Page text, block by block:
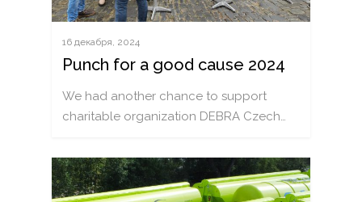
16 декабря, 2024
Punch for a good cause 2024
We had another chance to support
charitable organization DEBRA Czech…
POLSKI
FRANÇAIS
ROMÂNĂ
УКРАЇНСЬКА